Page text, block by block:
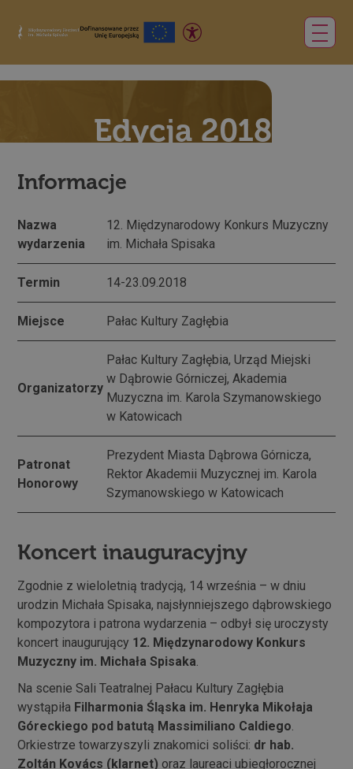
Edycja 2018
Informacje
Nazwa
wydarzenia
12. Międzynarodowy Konkurs Muzyczny
im. Michała Spisaka
Termin 14-23.09.2018
Miejsce Pałac Kultury Zagłębia
Organizatorzy
Pałac Kultury Zagłębia, Urząd Miejski
w Dąbrowie Górniczej, Akademia
Muzyczna im. Karola Szymanowskiego
w Katowicach
Patronat
Honorowy
Prezydent Miasta Dąbrowa Górnicza,
Rektor Akademii Muzycznej im. Karola
Szymanowskiego w Katowicach
Koncert inauguracyjny
Zgodnie z wieloletnią tradycją, 14 września – w dniu
urodzin Michała Spisaka, najsłynniejszego dąbrowskiego
kompozytora i patrona wydarzenia – odbył się uroczysty
koncert inaugurujący 12. Międzynarodowy Konkurs
Muzyczny im. Michała Spisaka.
Na scenie Sali Teatralnej Pałacu Kultury Zagłębia
wystąpiła Filharmonia Śląska im. Henryka Mikołaja
Góreckiego pod batutą Massimiliano Caldiego.
Orkiestrze towarzyszyli znakomici soliści: dr hab.
Zoltán Kovács (klarnet) oraz laureaci ubiegłorocznej